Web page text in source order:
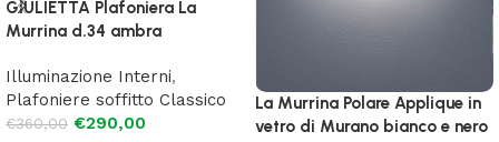
GIULIETTA Plafoniera La
Murrina d.34 ambra
Illuminazione Interni,
Plafoniere soffitto Classico
€360,00 €290,00
La Murrina Polare Applique in
vetro di Murano bianco e nero